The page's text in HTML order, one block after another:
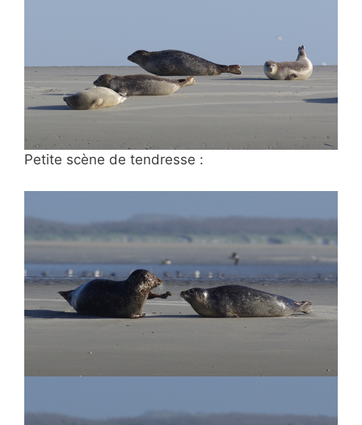
Petite scène de tendresse :